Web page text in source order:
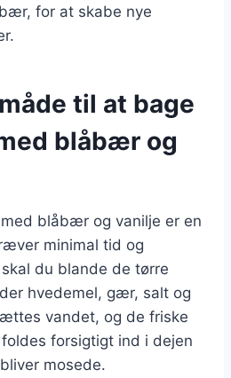
for at skabe nye
til at bage
blåbær og
blåbær og vanilje er en
minimal tid og
du blande de tørre
hvedemel, gær, salt og
vandet, og de friske
forsigtigt ind i dejen
mosede.